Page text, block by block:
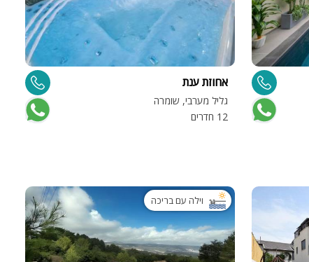
אחוזת ענת
גליל מערבי, שומרה
12 חדרים
וילה עם בריכה